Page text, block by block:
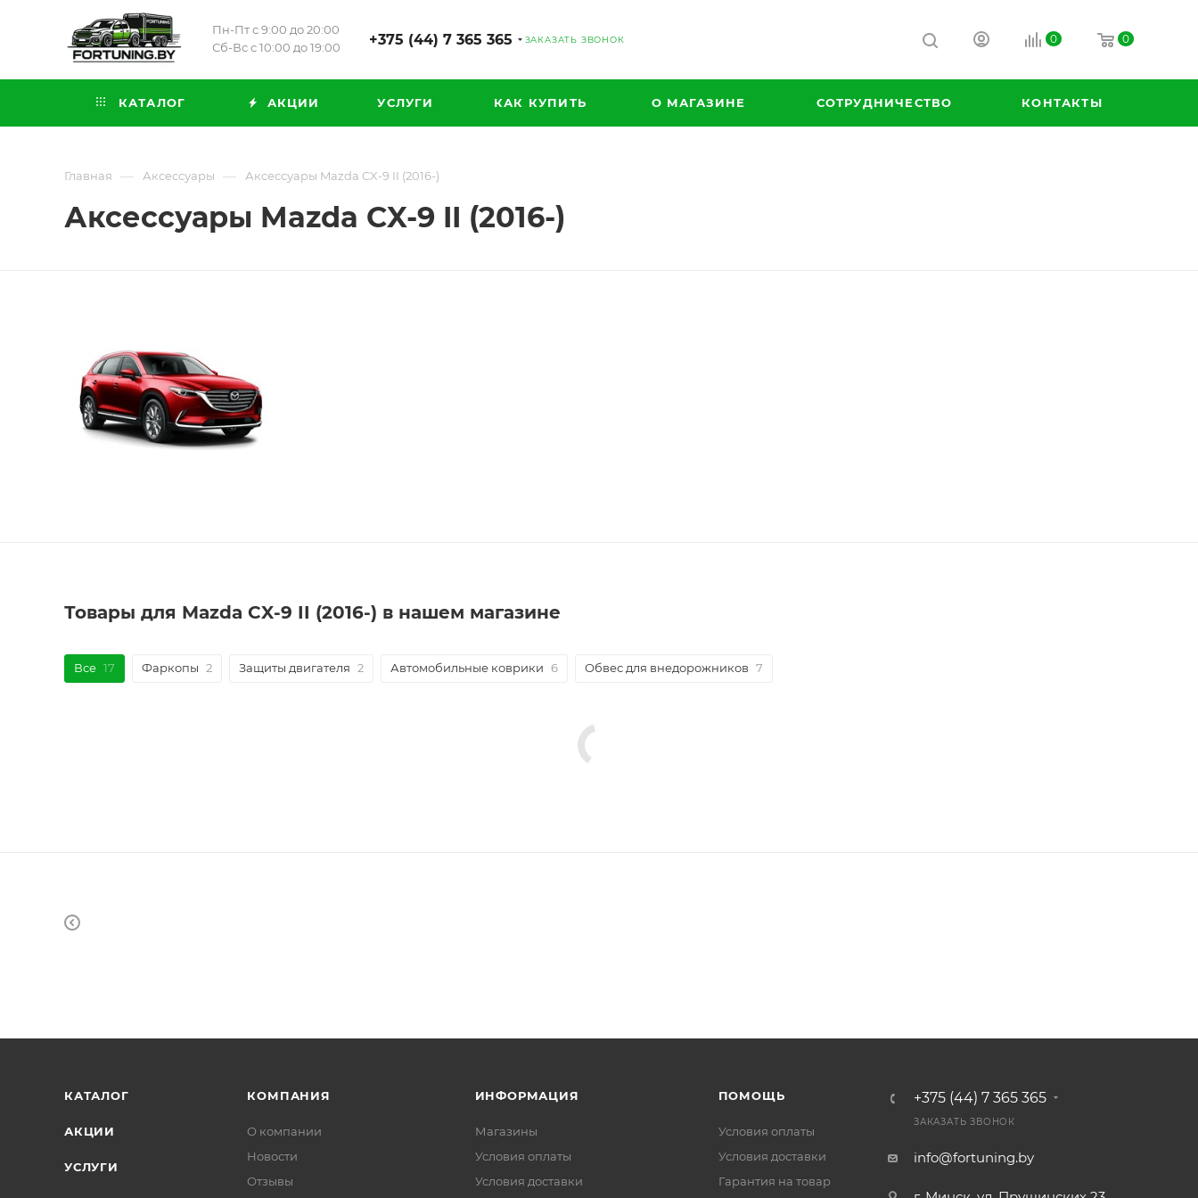
Пн-Пт с 9:00 до 20:00
Сб-Вс с 10:00 до 19:00
+375 (44) 7 365 365 ЗАКАЗАТЬ ЗВОНОК 0 0
КАТАЛОГ АКЦИИ УСЛУГИ КАК КУПИТЬ О МАГАЗИНЕ СОТРУДНИЧЕСТВО КОНТАКТЫ
Главная — Аксессуары — Аксессуары Mazda CX-9 II (2016-)
Аксессуары Mazda CX-9 II (2016-)
Товары для Mazda CX-9 II (2016-) в нашем магазине
Все 17 Фаркопы 2 Защиты двигателя 2 Автомобильные коврики 6 Обвес для внедорожников 7
КАТАЛОГ
АКЦИИ
УСЛУГИ
КОМПАНИЯ
О компании
Новости
Отзывы
ИНФОРМАЦИЯ
Магазины
Условия оплаты
Условия доставки
ПОМОЩЬ
Условия оплаты
Условия доставки
Гарантия на товар
+375 (44) 7 365 365
ЗАКАЗАТЬ ЗВОНОК
info@fortuning.by